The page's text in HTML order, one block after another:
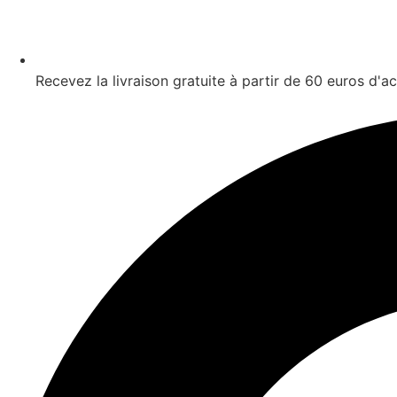
Recevez la livraison gratuite à partir de 60 euros